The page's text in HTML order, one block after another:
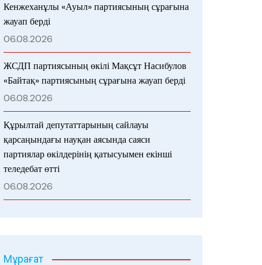
Кенжеханұлы «Ауыл» партиясының сұрағына
жауап берді
06.08.2026
ЖСДП партиясының өкілі Мақсұт Насибулов
«Байтақ» партиясының сұрағына жауап берді
06.08.2026
Құрылтай депутаттарының сайлауы
қарсаңындағы науқан аясында саяси
партиялар өкілдерінің қатысуымен екінші
теледебат өтті
06.08.2026
Мұрағат